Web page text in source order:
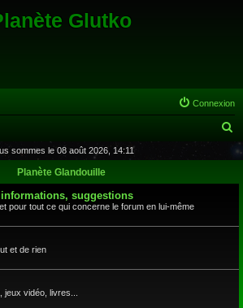
Glutko
Connexion
h
r
sommes le 08 août 2026, 14:11
Planète Glandouille
suggestions
pour tout ce qui concerne le forum en lui-même
et de rien
jeux vidéo, livres...